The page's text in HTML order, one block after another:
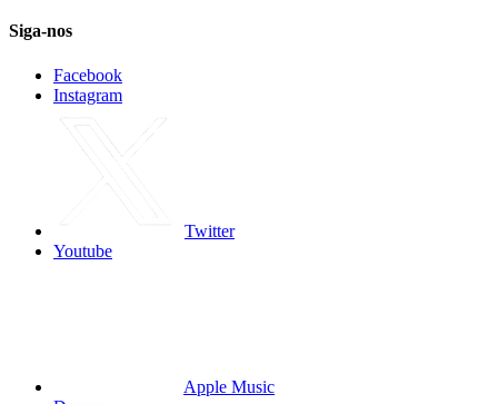
Siga-nos
Facebook
Instagram
Twitter
Youtube
Apple Music